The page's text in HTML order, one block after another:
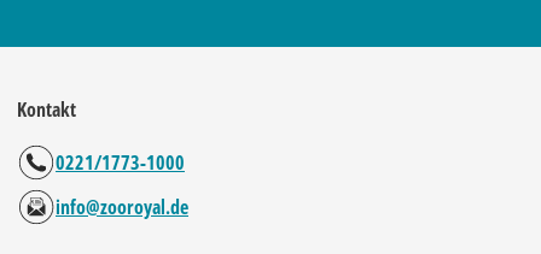
Kontakt
0221/1773-1000
info@zooroyal.de